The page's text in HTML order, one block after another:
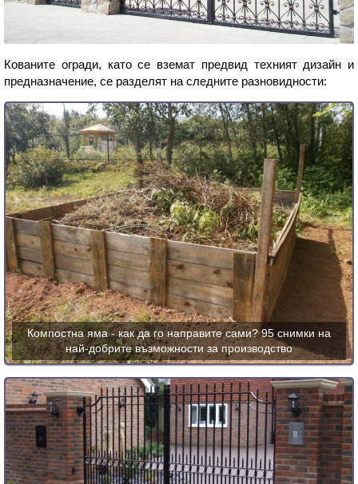
Кованите огради, като се вземат предвид техният дизайн и
предназначение, се разделят на следните разновидности:
Компостна яма - как да го направите сами? 95 снимки на
най-добрите възможности за производство